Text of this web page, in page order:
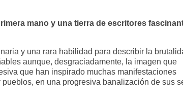
mano y una tierra de escritores
y una rara habilidad para describir la
aunque, desgraciadamente, la imagen que
que han inspirado muchas manifestaciones
en una progresiva banalización de sus